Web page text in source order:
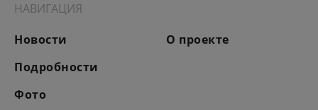
НАВИГАЦИЯ
Новости
Подробности
Фото
О проекте